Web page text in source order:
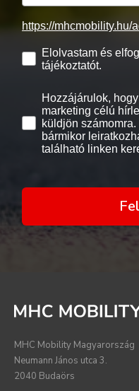
https://mhcmobility.hu/
Elolvastam és
tájékoztatót.
Hozzájárulok,
marketing célú
küldjön
bármikor
található linken
MHC Mobility Magyarország
Neumann János utca 3.
2040 Budaörs